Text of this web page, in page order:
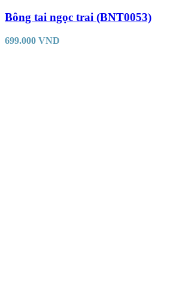
Bông tai ngọc trai (BNT0053)
699.000 VND